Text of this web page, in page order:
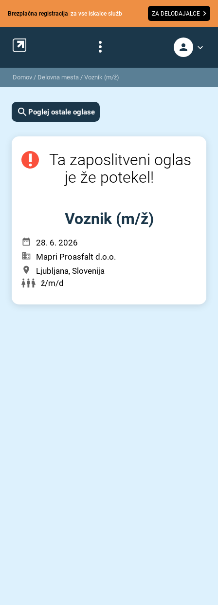
Brezplačna registracija za vse iskalce služb ZA DELODAJALCE
Domov / Delovna mesta / Voznik (m/ž)
Poglej ostale oglase
Ta zaposlitveni oglas
je že potekel!
Voznik (m⁠/⁠ž)
28. 6. 2026
Mapri Proasfalt d.o.o.
Ljubljana, Slovenija
ž/m/d